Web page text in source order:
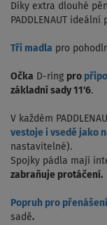
Díky extra dlouhé
PADDLENAUT
Tři madla pro
Očka D-ring pro
základní sady 11'6.
V každém
vestoje i vsedě jako
nastavitelné).
Spojky pádla mají
zabraňuje protáčení.
Popruh pro
sadě.